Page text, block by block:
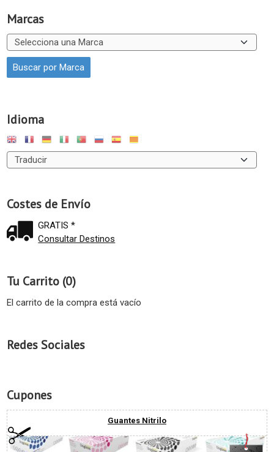
Marcas
Idioma
Costes de Envío
GRATIS *
Consultar Destinos
Tu Carrito (0)
El carrito de la compra está vacío
Redes Sociales
Cupones
Guantes Nitrilo